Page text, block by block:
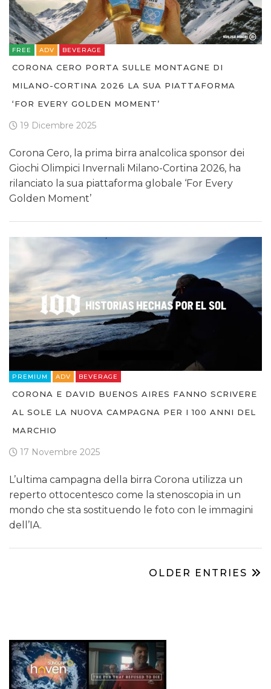
FREE ADV BEVERAGE
CORONA CERO PORTA SULLE MONTAGNE DI
MILANO-CORTINA 2026 LA SUA PIATTAFORMA
‘FOR EVERY GOLDEN MOMENT’
19 Dicembre 2025
Corona Cero, la prima birra analcolica sponsor dei
Giochi Olimpici Invernali Milano-Cortina 2026, ha
rilanciato la sua piattaforma globale ‘For Every
Golden Moment’
PREMIUM ADV BEVERAGE
CORONA E DAVID BUENOS AIRES FANNO SCRIVERE
AL SOLE LA NUOVA CAMPAGNA PER I 100 ANNI DEL
MARCHIO
17 Novembre 2025
L’ultima campagna della birra Corona utilizza un
reperto ottocentesco come la stenoscopia in un
mondo che sta sostituendo le foto con le immagini
dell’IA.
OLDER ENTRIES